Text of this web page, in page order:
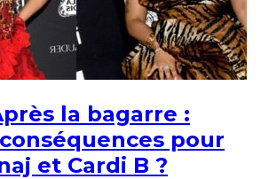
la bagarre :
pour
et Cardi B ?